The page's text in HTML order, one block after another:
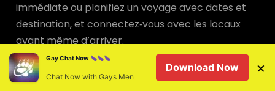
immédiate ou planifiez un voyage avec dates et
destination, et connectez‑vous avec les locaux
avant même d’arriver.
Gay Chat Now
Chat Now with Gays Men
Download Now ×